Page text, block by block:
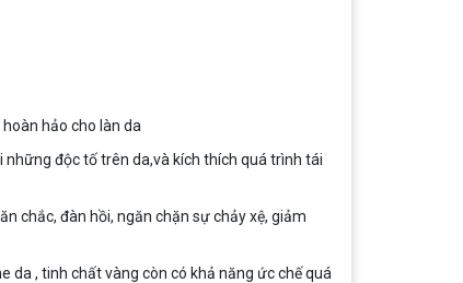
hảo cho làn da
độc tố trên da,và kích thích quá trình tái
chắc, đàn hồi, ngăn chặn sự chảy xệ, giảm
da , tinh chất vàng còn có khả năng ức chế quá